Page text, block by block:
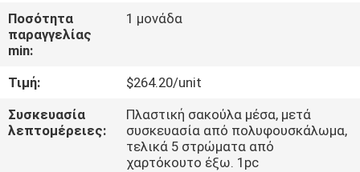
ΠΟΙΟΤΙΚΌΣ
ΈΛΕΓΧΟΣ
ΜΑΣ
ΕΛΆΤΕ
Ποσότητα
παραγγελίας
min:
1 μονάδα
Τιμή:
$264.20/unit
Συσκευασία
λεπτομέρειες:
Πλαστική σακούλα μέσα, μετά
συσκευασία από πολυφουσκάλωμα,
τελικά 5 στρώματα από
χαρτόκουτο έξω. 1pc